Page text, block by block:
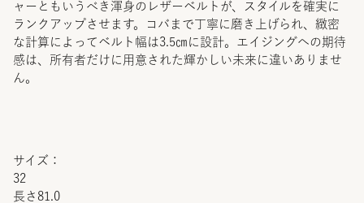
ャーともいうべき渾身のレザーベルトが、スタイルを確実に
ランクアップさせます。コバまで丁寧に磨き上げられ、緻密
な計算によってベルト幅は3.5㎝に設計。エイジングへの期待
感は、所有者だけに用意された輝かしい未来に違いありませ
ん。
サイズ：
32
長さ81.0